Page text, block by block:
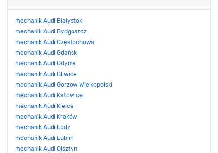
mechanik Audi Białystok
mechanik Audi Bydgoszcz
mechanik Audi Częstochowa
mechanik Audi Gdańsk
mechanik Audi Gdynia
mechanik Audi Gliwice
mechanik Audi Gorzow Wielkopolski
mechanik Audi Katowice
mechanik Audi Kielce
mechanik Audi Kraków
mechanik Audi Lodz
mechanik Audi Lublin
mechanik Audi Olsztyn